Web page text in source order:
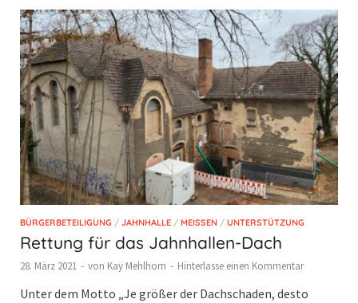
BÜRGERBETEILIGUNG / JAHNHALLE / MEISSEN / UNTERSTÜTZUNG
Rettung für das Jahnhallen-Dach
28. März 2021 - von Kay Mehlhorn - Hinterlasse einen Kommentar
Unter dem Motto „Je größer der Dachschaden, desto